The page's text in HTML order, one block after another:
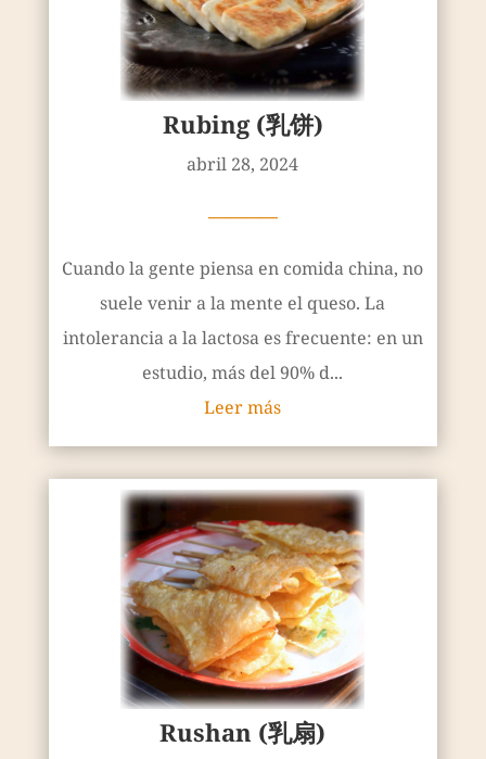
Rubing (乳饼)
abril 28, 2024
————
Cuando la gente piensa en comida china, no
suele venir a la mente el queso. La
intolerancia a la lactosa es frecuente: en un
estudio, más del 90% d...
Leer más
Rushan (乳扇)